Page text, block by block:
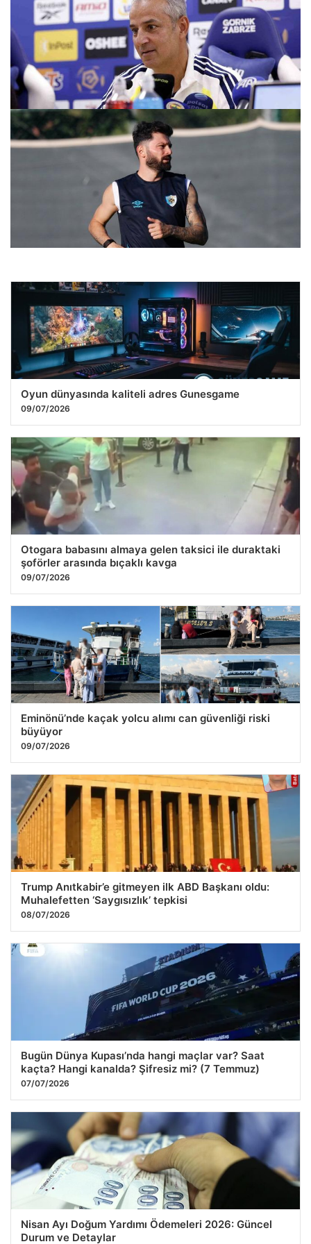
Kartal’dan Gornik maçı öncesi kararlı mesaj
Erzurumspor, 2026-2027 Sezonu İçin Üçüncü Etap Kamp
Çalışmalarına Başladı
28.07.2026 08:29
Oyun dünyasında kaliteli adres Gunesgame
09/07/2026
Otogara babasını almaya gelen taksici ile duraktaki
şoförler arasında bıçaklı kavga
09/07/2026
Eminönü’nde kaçak yolcu alımı can güvenliği riski
büyüyor
09/07/2026
Trump Anıtkabir’e gitmeyen ilk ABD Başkanı oldu:
Muhalefetten ‘Saygısızlık’ tepkisi
08/07/2026
Bugün Dünya Kupası’nda hangi maçlar var? Saat
kaçta? Hangi kanalda? Şifresiz mi? (7 Temmuz)
07/07/2026
Nisan Ayı Doğum Yardımı Ödemeleri 2026: Güncel
Durum ve Detaylar